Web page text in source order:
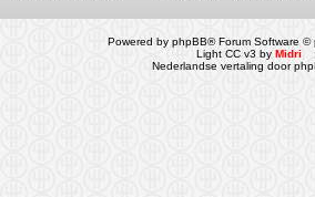
Powered by phpBB® Forum Software ©
Light CC v3 by Midri
Nederlandse vertaling door